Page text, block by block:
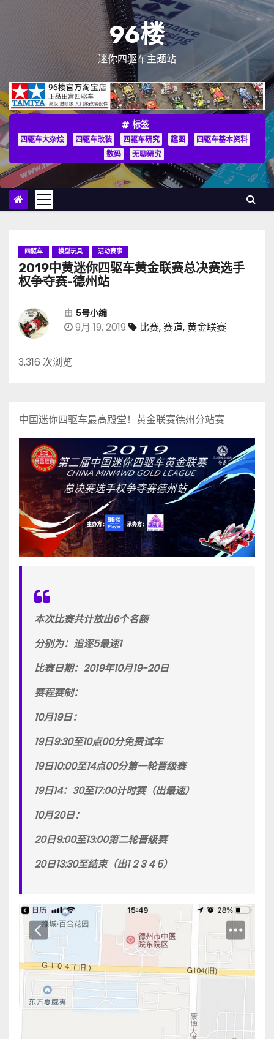
96楼
迷你四驱车主题站
标签
四驱车大杂烩 四驱车改装 四驱车研究 趣图
四驱车基本资料
数码
无聊研究
四驱车 模型玩具 活动赛事
2019中黄迷你四驱车黄金联赛总决赛选手
权争夺赛-德州站
由 5号小编
9月 19, 2019 比赛,赛道,黄金联赛
3,316 次浏览
中国迷你四驱车最高殿堂！黄金联赛德州分站赛
本次比赛共计放出6个名额
分别为：追逐5最速1
比赛日期：2019年10月19-20日
赛程赛制：
10月19日：
19日9:30至10点00分免费试车
19日10:00至14点00分第一轮晋级赛
19日14：30至17:00计时赛（出最速）
10月20日：
20日9:00至13:00第二轮晋级赛
20日13:30至结束（出1 2 3 4 5）